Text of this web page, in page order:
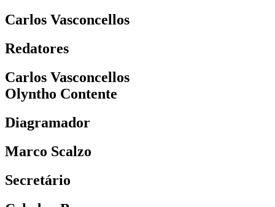
Carlos Vasconcellos
Redatores
Carlos Vasconcellos
Olyntho Contente
Diagramador
Marco Scalzo
Secretário